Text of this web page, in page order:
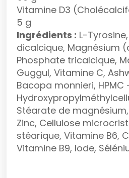
Vitamine D3
5 g
Ingrédients : L-
dicalcique, Magnésium
Phosphate tricalcique,
Guggul, Vitamine C,
Bacopa monnieri, HPMC
Stéarate de
Zinc, Cellulose
stéarique, Vitamine B6,
Vitamine B9, Iode,